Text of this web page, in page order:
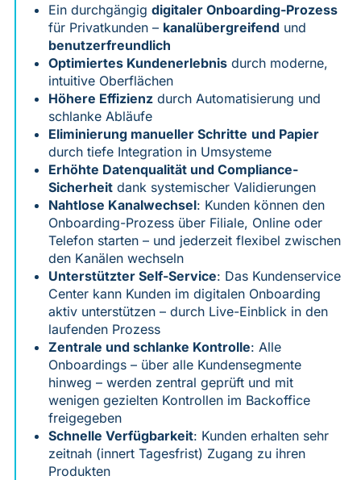
Ein durchgängig digitaler Onboarding-Prozess
für Privatkunden – kanalübergreifend und
benutzerfreundlich
Optimiertes Kundenerlebnisdurch moderne,
intuitive Oberflächen
Höhere Effizienzdurch Automatisierung und
schlanke Abläufe
Eliminierung manueller Schritte und Papier
durch tiefe Integration in Umsysteme
Erhöhte Datenqualität und Compliance-
Sicherheitdank systemischer Validierungen
Nahtlose Kanalwechsel: Kunden können den
Onboarding-Prozess über Filiale, Online oder
Telefon starten – und jederzeit flexibel zwischen
den Kanälen wechseln
Unterstützter Self-Service: Das Kundenservice
Center kann Kunden im digitalen Onboarding
aktiv unterstützen – durch Live-Einblick in den
laufenden Prozess
Zentrale und schlanke Kontrolle: Alle
Onboardings – über alle Kundensegmente
hinweg – werden zentral geprüft und mit
wenigen gezielten Kontrollen im Backoffice
freigegeben
Schnelle Verfügbarkeit: Kunden erhalten sehr
zeitnah (innert Tagesfrist) Zugang zu ihren
Produkten